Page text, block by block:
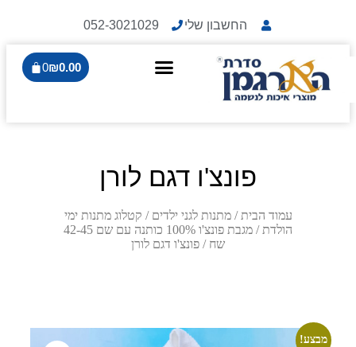
החשבון שלי 052-3021029
₪0.00
0
פונצ'ו דגם לורן
עמוד הבית /מתנות לגני ילדים / קטלוג מתנות ימי
הולדת /
מגבת פונצ'ו 100% כותנה עם שם 42-45
שח / פונצ'ו דגם לורן
מבצע!